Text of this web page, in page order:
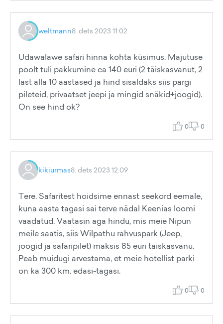
weltmann8. dets 2023 11:02
Udawalawe safari hinna kohta küsimus. Majutuse
poolt tuli pakkumine ca 140 euri (2 täiskasvanut, 2
last alla 10 aastased ja hind sisaldaks siis pargi
pileteid, privaatset jeepi ja mingid snäkid+joogid).
On see hind ok?
0 0
kikiurmas8. dets 2023 12:09
Tere. Safaritest hoidsime ennast seekord eemale,
kuna aasta tagasi sai terve nädal Keenias loomi
vaadatud. Vaatasin aga hindu, mis meie Nipun
meile saatis, siis Wilpathu rahvuspark (Jeep,
joogid ja safaripilet) maksis 85 euri täiskasvanu.
Peab muidugi arvestama, et meie hotellist parki
on ka 300 km. edasi-tagasi.
0 0